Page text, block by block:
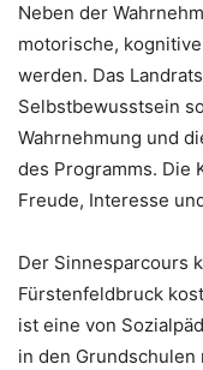
Neben der
motorische,
werden. Das
Selbstbewusstsein
Wahrnehmung und
des Programms. Die
Freude, Interesse
Der Sinnesparcours
Fürstenfeldbruck
ist eine von
in den